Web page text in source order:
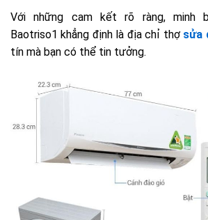
Với những cam kết rõ ràng, minh
Baotriso1 khẳng định là địa chỉ thợ sửa
tín mà bạn có thể tin tưởng.